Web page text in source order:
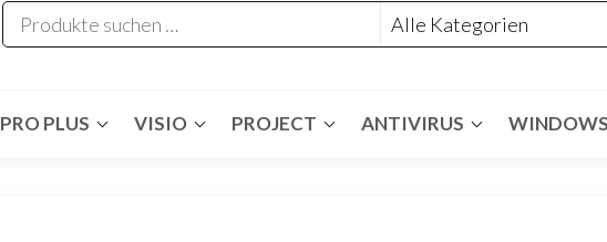
PRO PLUS VISIO PROJECT ANTIVIRUS WINDOWS